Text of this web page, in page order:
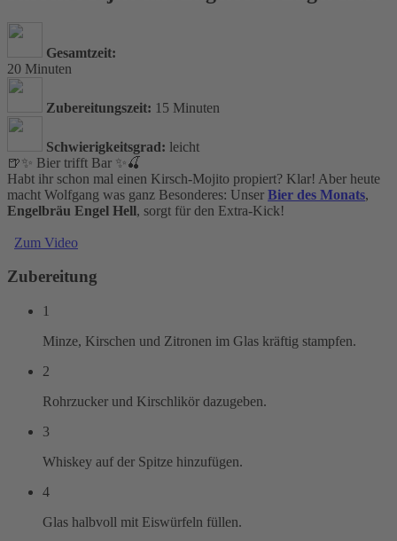
Gesamtzeit:
20 Minuten
Zubereitungszeit: 15 Minuten
Schwierigkeitsgrad: leicht
🍺✨ Bier trifft Bar ✨🍒
Habt ihr schon mal einen Kirsch-Mojito propiert? Klar! Aber heute
macht Wolfgang was ganz Besonderes: Unser Bier des Monats,
Engelbräu Engel Hell, sorgt für den Extra-Kick!
Zum Video
Zubereitung
1
Minze, Kirschen und Zitronen im Glas kräftig stampfen.
2
Rohrzucker und Kirschlikör dazugeben.
3
Whiskey auf der Spitze hinzufügen.
4
Glas halbvoll mit Eiswürfeln füllen.